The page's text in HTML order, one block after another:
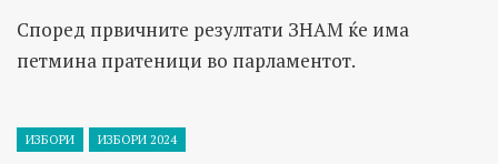
Според првичните резултати ЗНАМ ќе има
петмина пратеници во парламентот.
ИЗБОРИ ИЗБОРИ 2024